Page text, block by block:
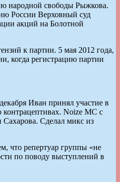
народной свободы Рыжкова.
России Верховный суд
акций на Болотной
к партии. 5 мая 2012 года,
когда регистрацию партии
Иван принял участие в
Noize MC с
Сделал микс из
что репертуар группы «не
по поводу выступлений в